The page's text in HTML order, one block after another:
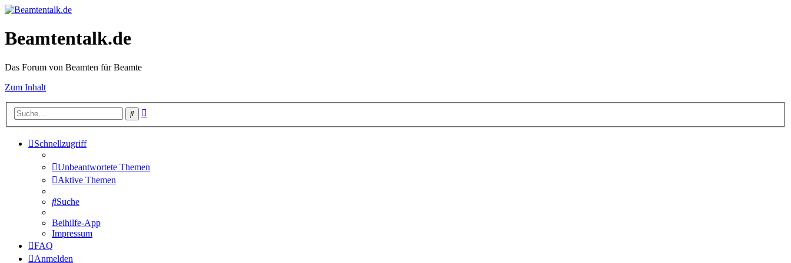
Beamtentalk.de
Das Forum von Beamten für Beamte
Zum Inhalt
Suche
Schnellzugriff
Unbeantwortete Themen
Aktive Themen
Suche
Beihilfe-App
Impressum
FAQ
Anmelden